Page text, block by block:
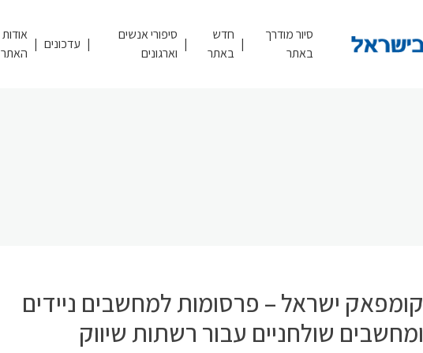
סיור מודרך
באתר
חדש
באתר
סיפורי אנשים
וארגונים
עדכונים
אודות
האתר
קומפאק ישראל – פרסומות למחשבים ניידים
ומחשבים שולחניים עבור רשתות שיווק